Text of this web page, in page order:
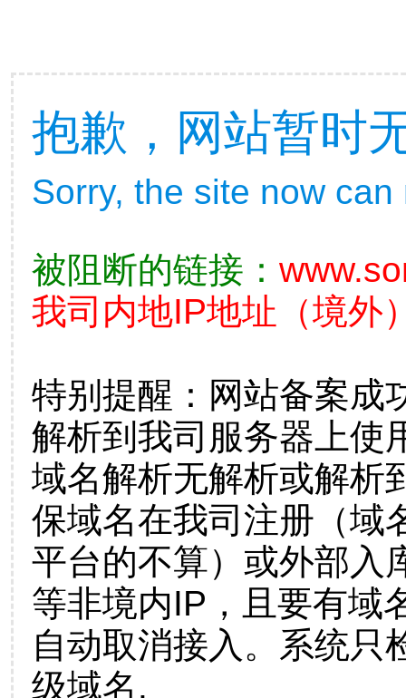
抱歉，网站暂时
Sorry, the site now
被阻断的链接：
我司内地IP地址（境外
特别提醒：网站备案成
解析到我司服务器上使
域名解析无解析或解析
保域名在我司注册（域
平台的不算）或外部入
等非境内IP，且要有域
自动取消接入。系统只
级域名.